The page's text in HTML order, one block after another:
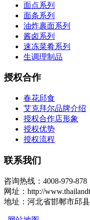
面点系列
面条系列
油炸裹面系列
酱卤系列
速冻菜肴系列
生调理制品
授权合作
春花邱食
艾克拜尔品牌介绍
授权合作店形象
授权优势
授权流程
联系我们
咨询热线：4008-979-878
网址：http://
地址：河北省邯郸市邱